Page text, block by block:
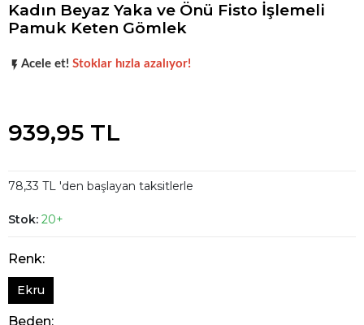
Kadın Beyaz Yaka ve Önü Fisto İşlemeli
Pamuk Keten Gömlek
Şu andaçok talep görüyor!
Acele et! Stoklar hızla azalıyor!
939,95 TL
78,33 TL 'den başlayan taksitlerle
Stok: 20+
Renk:
Ekru
Beden: